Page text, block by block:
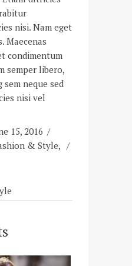
nisi. Nam eget
Maecenas
condimentum
semper libero,
neque sed
nisi vel
15, 2016
& Style,